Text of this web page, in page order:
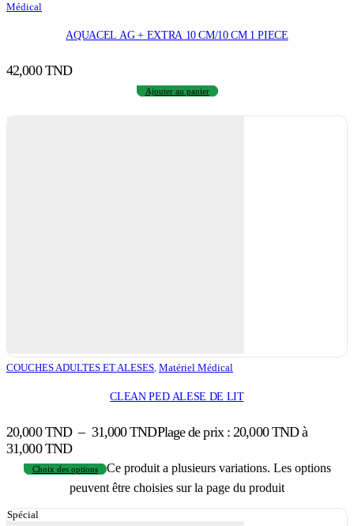
Médical
AQUACEL AG + EXTRA 10 CM/10 CM 1 PIECE
42,000TND
Ajouter au panier
COUCHES ADULTES ET ALESES, Matériel Médical
CLEAN PED ALESE DE LIT
20,000TND – 31,000TNDPlage de prix : 20,000 TND à
31,000 TND
Choix des options
Ce produit a plusieurs variations. Les options
peuvent être choisies sur la page du produit
Spécial